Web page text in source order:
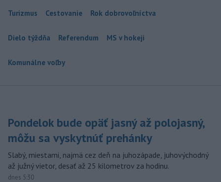
Turizmus Cestovanie Rok dobrovoľníctva
Dielo týždňa Referendum MS v hokeji
Komunálne voľby
Pondelok bude opäť jasný až polojasný,
môžu sa vyskytnúť prehánky
Slabý, miestami, najmä cez deň na juhozápade, juhovýchodný
až južný vietor, desať až 25 kilometrov za hodinu.
dnes 5:30